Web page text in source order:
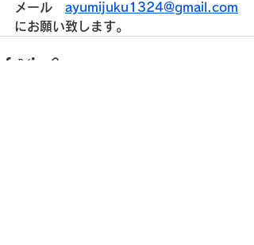
メール ayumijuku1324@gmail.com
にお願い致します。